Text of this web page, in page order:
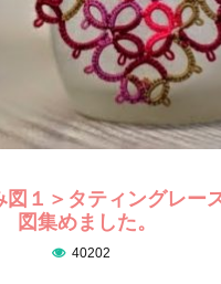
図１＞タティングレー
図集めました。
40202